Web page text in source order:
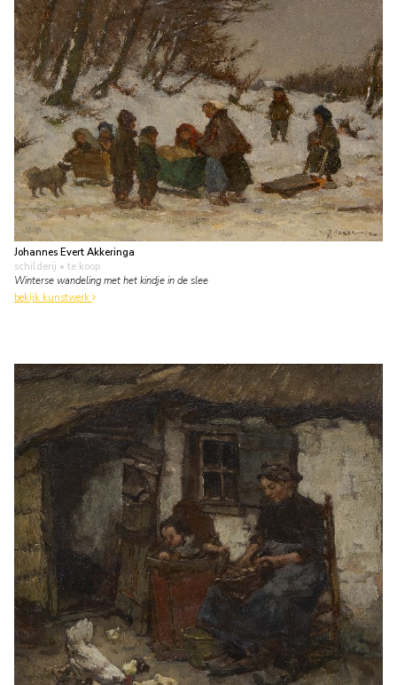
Johannes Evert Akkeringa
schilderij • te koop
Winterse wandeling met het kindje in de slee
bekijk kunstwerk